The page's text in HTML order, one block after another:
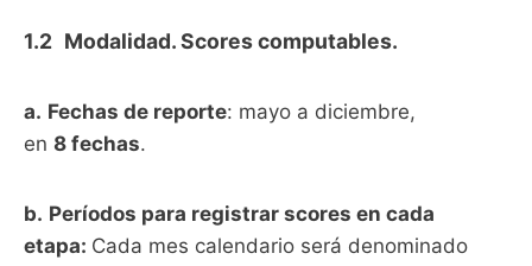
1.2 Modalidad. Scores computables.
a. Fechas de reporte: mayo a diciembre,
en8 fechas.
b. Períodos para registrar scores en cada
etapa: Cada mes calendario será denominado